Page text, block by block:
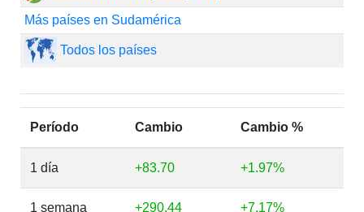
Más países en Sudamérica
Todos los países
Período Cambio Cambio %
1 día +83.70 +1.97%
1 semana +290.44 +7.17%